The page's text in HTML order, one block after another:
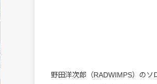
野田洋次郎（RADWIMPS）の